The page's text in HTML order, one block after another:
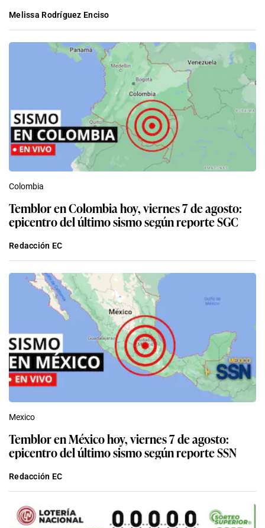
Melissa Rodríguez Enciso
Colombia
Temblor en Colombia hoy, viernes 7 de agosto:
epicentro del último sismo según reporte SGC
Redacción EC
Mexico
Temblor en México hoy, viernes 7 de agosto:
epicentro del último sismo según reporte SSN
Redacción EC